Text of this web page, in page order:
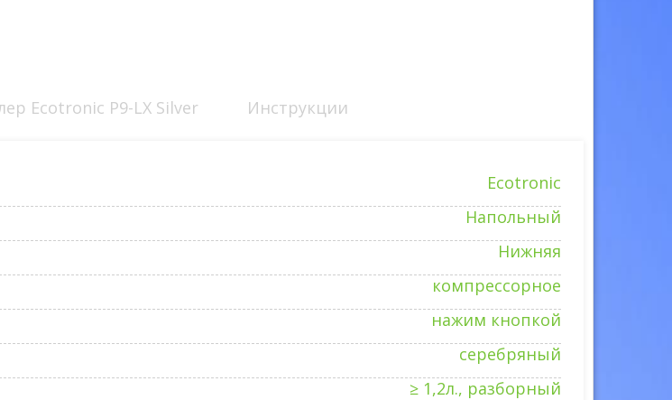
Ecotronic P9-LX Silver Инструкции
Ecotronic
Напольный
Нижняя
компрессорное
нажим кнопкой
серебряный
≥ 1,2л., разборный